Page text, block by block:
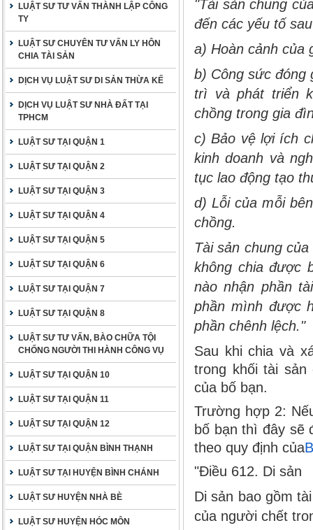
LUẬT SƯ TƯ VẤN THÀNH LẬP CÔNG
TY
LUẬT SƯ CHUYÊN TƯ VẤN LY HÔN
CHIA TÀI SẢN
DỊCH VỤ LUẬT SƯ DI SẢN THỪA KẾ
DỊCH VỤ LUẬT SƯ NHÀ ĐẤT TẠI
TPHCM
LUẬT SƯ TẠI QUẬN 1
LUẬT SƯ TẠI QUẬN 2
LUẬT SƯ TẠI QUẬN 3
LUẬT SƯ TẠI QUẬN 4
LUẬT SƯ TẠI QUẬN 5
LUẬT SƯ TẠI QUẬN 6
LUẬT SƯ TẠI QUẬN 7
LUẬT SƯ TẠI QUẬN 8
LUẬT SƯ TƯ VẤN, BÀO CHỮA TỘI
CHỐNG NGƯỜI THI HÀNH CÔNG VỤ
LUẬT SƯ TẠI QUẬN 10
LUẬT SƯ TẠI QUẬN 11
LUẬT SƯ TẠI QUẬN 12
LUẬT SƯ TẠI QUẬN BÌNH THẠNH
LUẬT SƯ TẠI HUYỆN BÌNH CHÁNH
LUẬT SƯ HUYỆN NHÀ BÈ
LUẬT SƯ HUYỆN HÓC MÔN
"Tài sản chung
đến các yếu tố
a) Hoàn cảnh của
b) Công sức đóng
trì và phát triển
chồng trong gia
c) Bảo vệ lợi ích
kinh doanh và
tục lao động tạo
d) Lỗi của mỗi
chồng.
Tài sản chung
không chia được
nào nhận phần
phần mình được
phần chênh lệch."
Sau khi chia và
trong khối tài
của bố bạn.
Trường hợp 2:
bố bạn thì đây sẽ
theo quy định của
"Điều 612. Di sản
Di sản bao gồm
của người chết